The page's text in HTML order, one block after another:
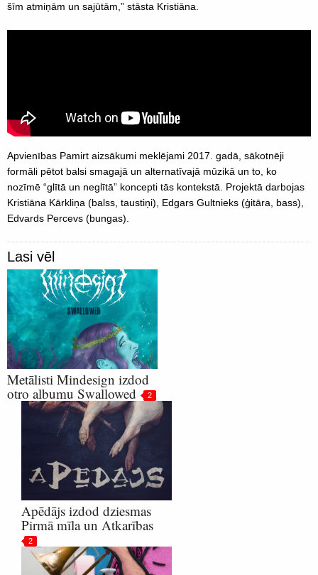
šīm atmiņām un sajūtām,” stāsta Kristiāna.
Apvienības Pamirt aizsākumi meklējami 2017. gadā, sākotnēji
formāli pētot balsi smagajā un alternatīvajā mūzikā un to, ko
nozīmē “glītā un neglītā” koncepti tās kontekstā. Projektā darbojas
Kristiāna Kārkliņa (balss, taustiņi), Edgars Gultnieks (ģitāra, bass),
Edvards Percevs (bungas).
Lasi vēl
Metālisti Mindesign izdod
otro albumu Swallowed
2
Apēdājs izdod dziesmas
Pirmā mīla un Atkarības
2